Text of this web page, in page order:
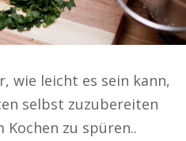
wie leicht es sein kann,
selbst zuzubereiten
Kochen zu spüren..